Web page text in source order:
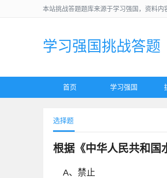
本站挑战答题题库来源于学习强国，资料内
学习强国挑战答题
首页 学习强国
选择题
根据《中华人民共和国
A、禁止